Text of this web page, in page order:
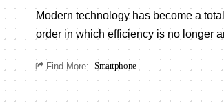
Modern technology has become a
order in which efficiency is no longer
Find More: Smartphone